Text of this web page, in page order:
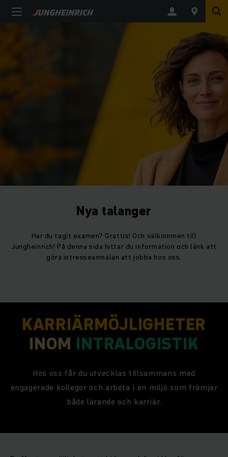
Nya talanger
Har du tagit examen? Grattis! Och välkommen till
Jungheinrich! På denna sida hittar du information och länk att
göra intresseanmälan att jobba hos oss.
KARRIÄRMÖJLIGHETER
INOM INTRALOGISTIK
Hos oss får du utvecklas tillsammans med
engagerade kollegor och arbeta i en miljö som främjar
både lärande och karriär.